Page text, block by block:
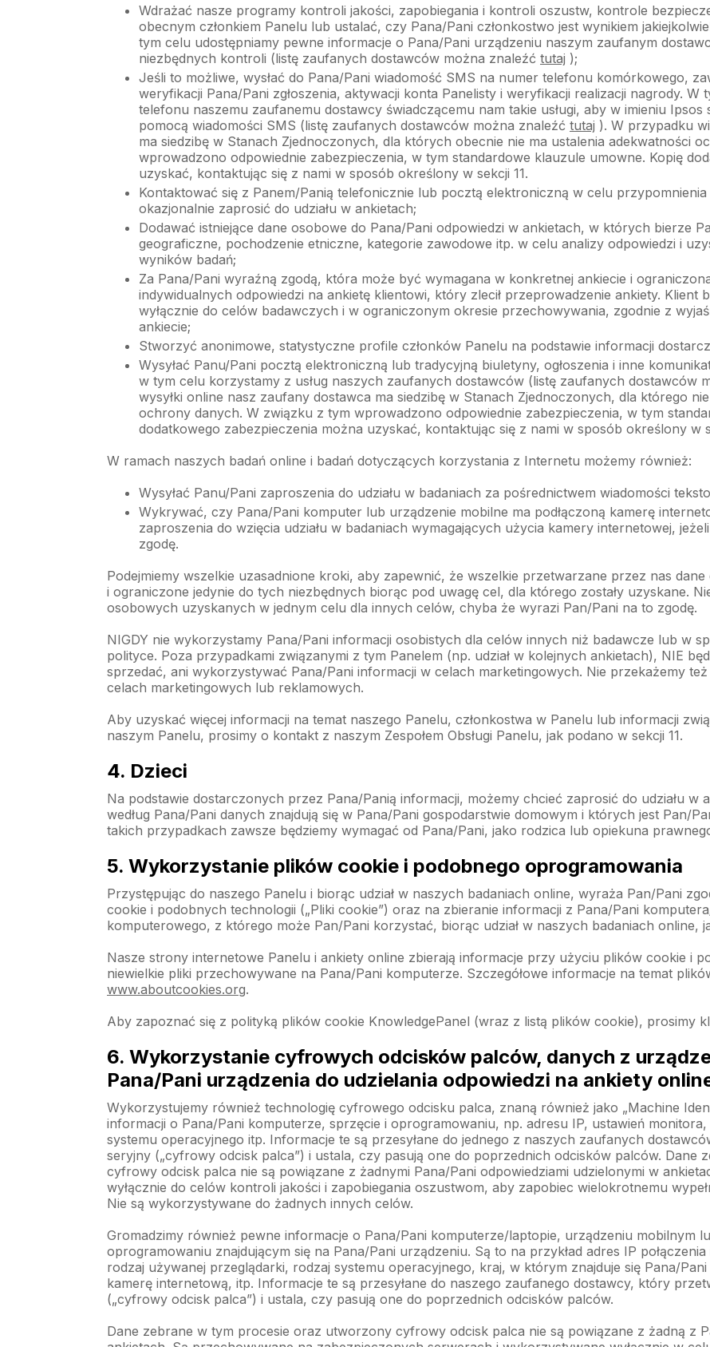
Wdrażać nasze programy kontroli jakości, zapobiegania i kontroli oszustw, kontrole
obecnym członkiem Panelu lub ustalać, czy Pana/Pani członkostwo jest wynikiem
tym celu udostępniamy pewne informacje o Pana/Pani urządzeniu naszym zaufanym
niezbędnych kontroli (listę zaufanych dostawców można znaleźć tutaj );
Jeśli to możliwe, wysłać do Pana/Pani wiadomość SMS na numer telefonu komórkowego,
weryfikacji Pana/Pani zgłoszenia, aktywacji konta Panelisty i weryfikacji realizacji nagrody.
telefonu naszemu zaufanemu dostawcy świadczącemu nam takie usługi, aby w imieniu Ipsos
pomocą wiadomości SMS (listę zaufanych dostawców można znaleźć tutaj ). W przypadku
ma siedzibę w Stanach Zjednoczonych, dla których obecnie nie ma ustalenia adekwatności
wprowadzono odpowiednie zabezpieczenia, w tym standardowe klauzule umowne. Kopię
uzyskać, kontaktując się z nami w sposób określony w sekcji 11.
Kontaktować się z Panem/Panią telefonicznie lub pocztą elektroniczną w celu
okazjonalnie zaprosić do udziału w ankietach;
Dodawać istniejące dane osobowe do Pana/Pani odpowiedzi w ankietach, w których bierze
geograficzne, pochodzenie etniczne, kategorie zawodowe itp. w celu analizy odpowiedzi i
wyników badań;
Za Pana/Pani wyraźną zgodą, która może być wymagana w konkretnej ankiecie i
indywidualnych odpowiedzi na ankietę klientowi, który zlecił przeprowadzenie ankiety. Klient
wyłącznie do celów badawczych i w ograniczonym okresie przechowywania, zgodnie z
ankiecie;
Stworzyć anonimowe, statystyczne profile członków Panelu na podstawie informacji
Wysyłać Panu/Pani pocztą elektroniczną lub tradycyjną biuletyny, ogłoszenia i inne
w tym celu korzystamy z usług naszych zaufanych dostawców (listę zaufanych dostawców
wysyłki online nasz zaufany dostawca ma siedzibę w Stanach Zjednoczonych, dla którego
ochrony danych. W związku z tym wprowadzono odpowiednie zabezpieczenia, w tym
dodatkowego zabezpieczenia można uzyskać, kontaktując się z nami w sposób określony w
W ramach naszych badań online i badań dotyczących korzystania z Internetu możemy również:
Wysyłać Panu/Pani zaproszenia do udziału w badaniach za pośrednictwem wiadomości
Wykrywać, czy Pana/Pani komputer lub urządzenie mobilne ma podłączoną kamerę
zaproszenia do wzięcia udziału w badaniach wymagających użycia kamery internetowej,
zgodę.
Podejmiemy wszelkie uzasadnione kroki, aby zapewnić, że wszelkie przetwarzane przez nas dane
i ograniczone jedynie do tych niezbędnych biorąc pod uwagę cel, dla którego zostały uzyskane.
osobowych uzyskanych w jednym celu dla innych celów, chyba że wyrazi Pan/Pani na to zgodę.
NIGDY nie wykorzystamy Pana/Pani informacji osobistych dla celów innych niż badawcze lub w
polityce. Poza przypadkami związanymi z tym Panelem (np. udział w kolejnych ankietach), NIE
sprzedać, ani wykorzystywać Pana/Pani informacji w celach marketingowych. Nie przekażemy
celach marketingowych lub reklamowych.
Aby uzyskać więcej informacji na temat naszego Panelu, członkostwa w Panelu lub informacji
naszym Panelu, prosimy o kontakt z naszym Zespołem Obsługi Panelu, jak podano w sekcji 11.
4. Dzieci
Na podstawie dostarczonych przez Pana/Panią informacji, możemy chcieć zaprosić do udziału w
według Pana/Pani danych znajdują się w Pana/Pani gospodarstwie domowym i których jest Pan/
takich przypadkach zawsze będziemy wymagać od Pana/Pani, jako rodzica lub opiekuna
5. Wykorzystanie plików cookie i podobnego oprogramowania
Przystępując do naszego Panelu i biorąc udział w naszych badaniach online, wyraża Pan/Pani
cookie i podobnych technologii („Pliki cookie”) oraz na zbieranie informacji z Pana/Pani
komputerowego, z którego może Pan/Pani korzystać, biorąc udział w naszych badaniach online,
Nasze strony internetowe Panelu i ankiety online zbierają informacje przy użyciu plików cookie i
niewielkie pliki przechowywane na Pana/Pani komputerze. Szczegółowe informacje na temat
www.aboutcookies.org.
Aby zapoznać się z polityką plików cookie KnowledgePanel (wraz z listą plików cookie), prosimy
6. Wykorzystanie cyfrowych odcisków palców, danych z
Pana/Pani urządzenia do udzielania odpowiedzi na ankiety
Wykorzystujemy również technologię cyfrowego odcisku palca, znaną również jako „Machine
informacji o Pana/Pani komputerze, sprzęcie i oprogramowaniu, np. adresu IP, ustawień
systemu operacyjnego itp. Informacje te są przesyłane do jednego z naszych zaufanych
seryjny („cyfrowy odcisk palca”) i ustala, czy pasują one do poprzednich odcisków palców. Dane
cyfrowy odcisk palca nie są powiązane z żadnymi Pana/Pani odpowiedziami udzielonymi w
wyłącznie do celów kontroli jakości i zapobiegania oszustwom, aby zapobiec wielokrotnemu
Nie są wykorzystywane do żadnych innych celów.
Gromadzimy również pewne informacje o Pana/Pani komputerze/laptopie, urządzeniu mobilnym
oprogramowaniu znajdującym się na Pana/Pani urządzeniu. Są to na przykład adres IP
rodzaj używanej przeglądarki, rodzaj systemu operacyjnego, kraj, w którym znajduje się Pana/
kamerę internetową, itp. Informacje te są przesyłane do naszego zaufanego dostawcy, który
(„cyfrowy odcisk palca”) i ustala, czy pasują one do poprzednich odcisków palców.
Dane zebrane w tym procesie oraz utworzony cyfrowy odcisk palca nie są powiązane z żadną z